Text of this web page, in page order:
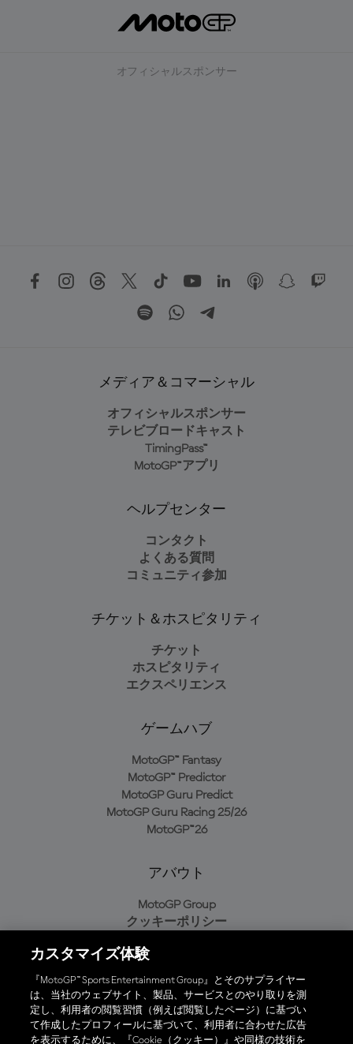
オフィシャルスポンサー
メディア＆コマーシャル
オフィシャルスポンサー
テレビブロードキャスト
TimingPass™
MotoGP™アプリ
ヘルプセンター
コンタクト
よくある質問
コミュニティ参加
チケット＆ホスピタリティ
チケット
ホスピタリティ
エクスペリエンス
ゲームハブ
MotoGP™ Fantasy
MotoGP™ Predictor
MotoGP Guru Predict
MotoGP Guru Racing 25/26
MotoGP™26
アバウト
MotoGP Group
クッキーポリシー
プライバシーポリシー
購入ポリシー
オフィシャルアプリ
カスタマイズ体験
『MotoGP™ Sports Entertainment Group』とそのサプライヤー
は、当社のウェブサイト、製品、サービスとのやり取りを測
定し、利用者の閲覧習慣（例えば閲覧したページ）に基づい
て作成したプロフィールに基づいて、利用者に合わせた広告
を表示するために、『Cookie（クッキー）』や同様の技術を